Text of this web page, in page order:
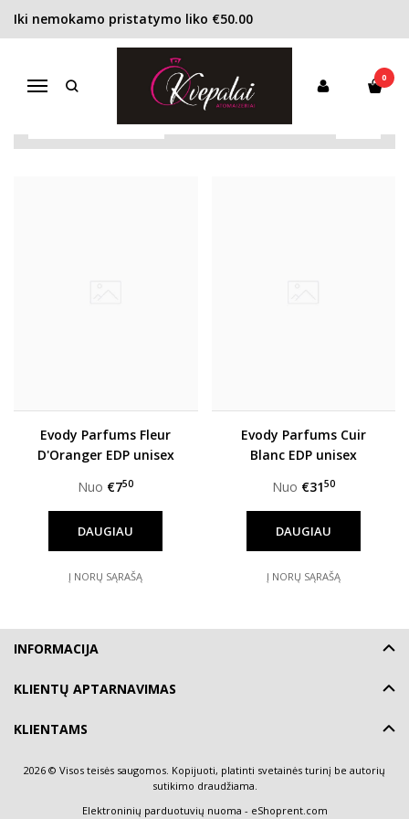
Iki nemokamo pristatymo liko €50.00
Navigacija
0
EVODY PARFUMS
Pirkite pagal gamintoją
Evody Parfums Fleur
D'Oranger EDP unisex
Nuo €750
DAUGIAU
Į NORŲ SĄRAŠĄ
Evody Parfums Cuir
Blanc EDP unisex
Nuo €3150
DAUGIAU
Į NORŲ SĄRAŠĄ
INFORMACIJA
KLIENTŲ APTARNAVIMAS
KLIENTAMS
2026 © Visos teisės saugomos. Kopijuoti, platinti svetainės turinį be autorių
sutikimo draudžiama.
Elektroninių parduotuvių nuoma - eShoprent.com